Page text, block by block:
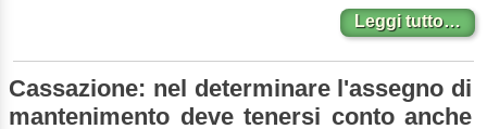
Leggi tutto…
Cassazione: nel determinare l'assegno di
mantenimento deve tenersi conto anche